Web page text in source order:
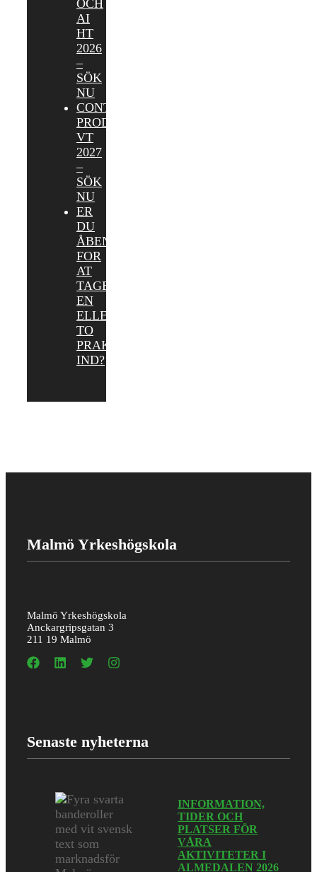
OCH
AI
HT
2026
–
SÖK
NU
CONTENT
PRODUCER
VT
2027
–
SÖK
NU
ER
DU
ÅBEN
FOR
AT
TAGE
EN
ELLER
TO
PRAKTIKANTER
IND?
Malmö Yrkeshögskola
Malmö Yrkeshögskola
Anckargripsgatan 3
211 19 Malmö
Senaste nyheterna
INFORMATION,
TIDER OCH
PLATSER FÖR
VÅRA
AKTIVITETER I
ALMEDALEN 2026